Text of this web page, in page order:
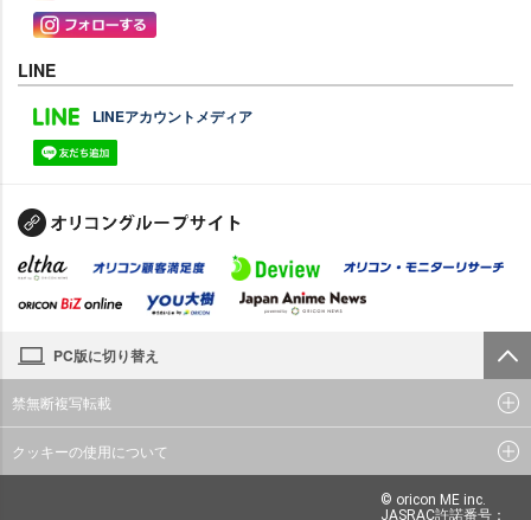
LINE
LINEアカウントメディア
PC版に切り替え
禁無断複写転載
クッキーの使用について
© oricon ME inc.
JASRAC許諾番号：